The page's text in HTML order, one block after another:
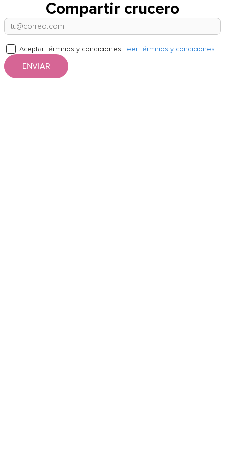
Compartir crucero
Aceptar términos y condiciones Leer términos y condiciones
ENVIAR